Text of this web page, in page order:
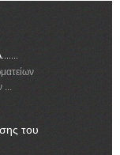
...
του